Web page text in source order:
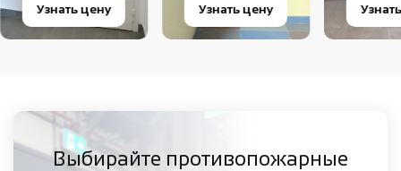
Узнать цену Узнать цену
Выбирайте противопожарные